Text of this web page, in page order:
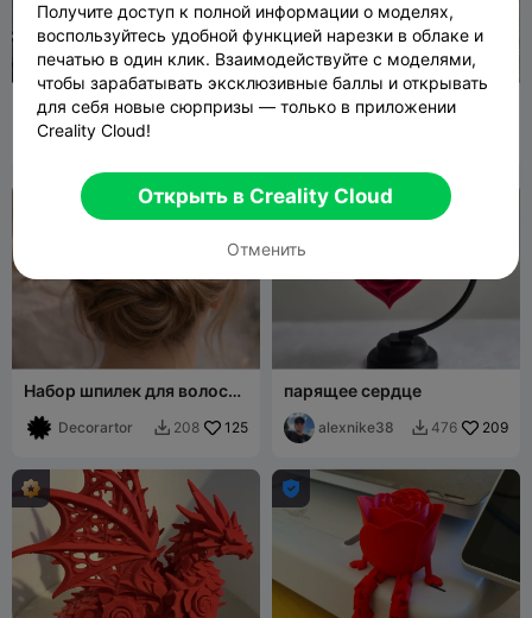
Articulated Rose
(Valentines Day) - ROSA
FLEXYMICHI
Роза со стеблем «Я тебя
Набор шпилек для волос
Decorartor  208 125
парящее сердце
alexnike38  476 209

Получите доступ к полной информации о моделях,
воспользуйтесь удобной функцией нарезки в облаке и
печатью в один клик. Взаимодействуйте с моделями,
чтобы зарабатывать эксклюзивные баллы и открывать
для себя новые сюрпризы — только в приложении
Creality Cloud!
Открыть в Creality Cloud
Отменить